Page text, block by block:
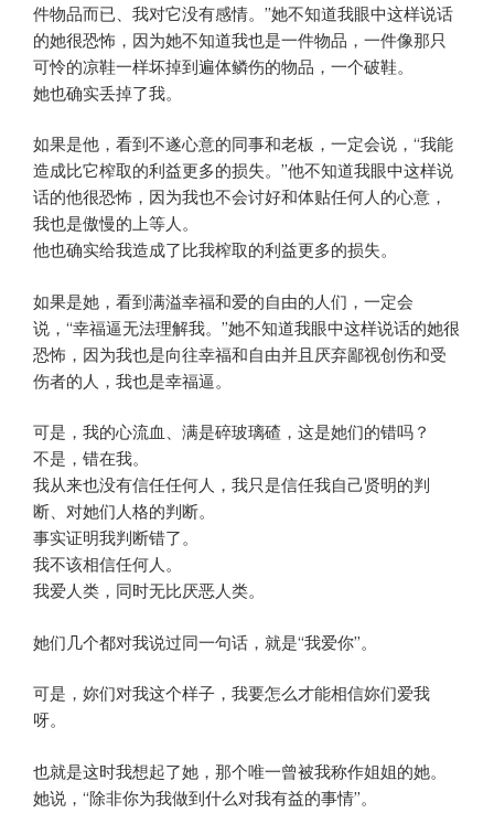
件物品而已、我对它没有感情。”她不知道我眼中这样说话
的她很恐怖，因为她不知道我也是一件物品，一件像那只
可怜的凉鞋一样坏掉到遍体鳞伤的物品，一个破鞋。
她也确实丢掉了我。
如果是他，看到不遂心意的同事和老板，一定会说，“我能
造成比它榨取的利益更多的损失。”他不知道我眼中这样说
话的他很恐怖，因为我也不会讨好和体贴任何人的心意，
我也是傲慢的上等人。
他也确实给我造成了比我榨取的利益更多的损失。
如果是她，看到满溢幸福和爱的自由的人们，一定会
说，“幸福逼无法理解我。”她不知道我眼中这样说话的她很
恐怖，因为我也是向往幸福和自由并且厌弃鄙视创伤和受
伤者的人，我也是幸福逼。
可是，我的心流血、满是碎玻璃碴，这是她们的错吗？
不是，错在我。
我从来也没有信任任何人，我只是信任我自己贤明的判
断、对她们人格的判断。
事实证明我判断错了。
我不该相信任何人。
我爱人类，同时无比厌恶人类。
她们几个都对我说过同一句话，就是“我爱你”。
可是，妳们对我这个样子，我要怎么才能相信妳们爱我
呀。
也就是这时我想起了她，那个唯一曾被我称作姐姐的她。
她说，“除非你为我做到什么对我有益的事情”。